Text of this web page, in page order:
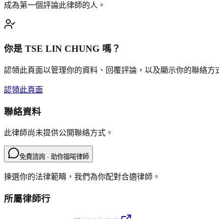
成為第一個評論此律師的人。
你是 TSE LIN CHUNG 嗎？
認領此頁面以管理你的資料、回覆評論，以及顯示你的聯絡方
認領此頁面
聯絡資料
此律師尚未提供公開聯絡方式。
免費諮詢 · 助你搵啱律師
揀選你的法律範疇，我們為你配對合適律師。
所屬律師行